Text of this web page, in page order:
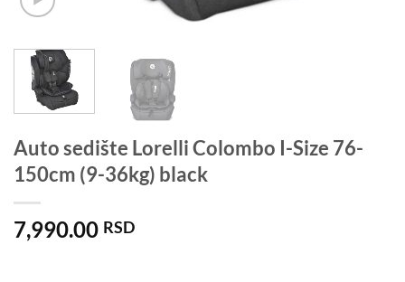
Auto sedište Lorelli Colombo I-Size 76-
150cm (9-36kg) black
7,990.00 RSD